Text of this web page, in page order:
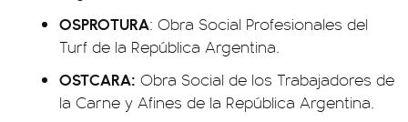
OSPROTURA: Obra Social Profesionales del
Turf de la República Argentina.
OSTCARA: Obra Social de los Trabajadores de
la Carne y Afines de la República Argentina.